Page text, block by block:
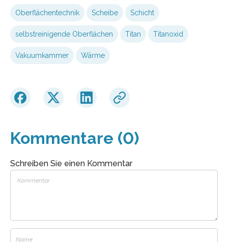
Oberflächentechnik Scheibe Schicht
selbstreinigende Oberflächen Titan Titanoxid
Vakuumkammer Wärme
Kommentare (0)
Schreiben Sie einen Kommentar